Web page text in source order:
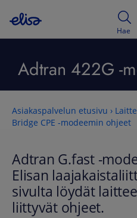
Hae
Adtran 422G -
Asiakaspalvelun etusivu ›
Bridge CPE -modeemin ohjeet
Adtran G.fast -
Elisan
sivulta löydät
liittyvät ohjeet.